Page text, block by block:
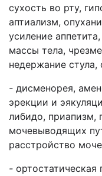
сухость во рту,
аптиализм,
усиление
массы тела,
недержание стула,
- дисменорея,
эрекции и
либидо, приапизм,
мочевыводящих
расстройство
- ортостатическая